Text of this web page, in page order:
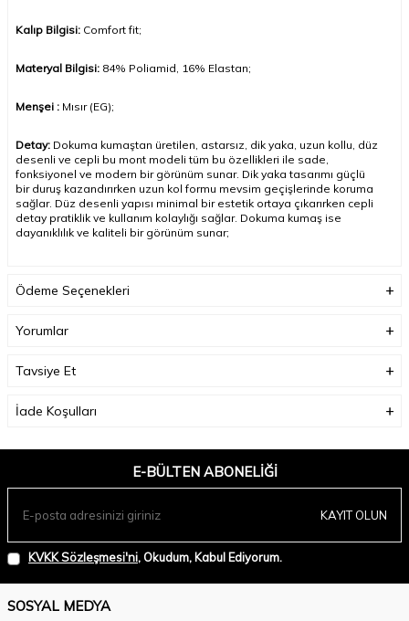
Kalıp Bilgisi: Comfort fit;
Materyal Bilgisi: 84% Poliamid, 16% Elastan;
Menşei : Mısır (EG);
Detay: Dokuma kumaştan üretilen, astarsız, dik yaka, uzun kollu, düz
desenli ve cepli bu mont modeli tüm bu özellikleri ile sade,
fonksiyonel ve modern bir görünüm sunar. Dik yaka tasarımı güçlü
bir duruş kazandırırken uzun kol formu mevsim geçişlerinde koruma
sağlar. Düz desenli yapısı minimal bir estetik ortaya çıkarırken cepli
detay pratiklik ve kullanım kolaylığı sağlar. Dokuma kumaş ise
dayanıklılık ve kaliteli bir görünüm sunar;
Ödeme Seçenekleri
Yorumlar
Tavsiye Et
İade Koşulları
E-BÜLTEN ABONELIĞI
KAYIT OLUN
KVKK Sözleşmesi'ni, Okudum, Kabul Ediyorum.
SOSYAL MEDYA